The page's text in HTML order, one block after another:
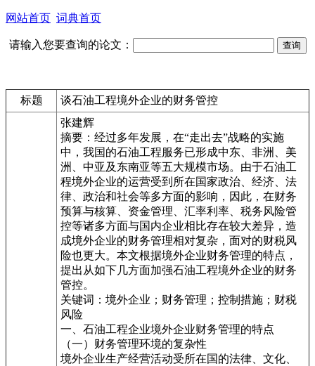
网站首页 词典首页
请输入您要查询的论文：
标题 谈石油工程境外企业的财务管控
张建辉
摘要：经过多年发展，在“走出去”战略的实施
中，我国的石油工程服务已形成中东、非洲、美
洲、中亚及东南亚等五大规模市场。由于石油工
程境外企业的运营受到所在国家政治、经济、法
律、政治和社会等多方面的影响，因此，在财务
预算与核算、资金管理、汇率利率、税务风险管
控等诸多方面与国内企业相比存在较大差异，造
成境外企业的财务管理相对复杂，面对的财税风
险也更大。本文根据境外企业财务管理的特点，
提出从如下几方面加强石油工程境外企业的财务
管控。
关键词：境外企业；财务管理；控制措施；财税
风险
一、石油工程企业境外企业财务管理的特点
（一）财务管理环境的复杂性
境外企业生产经营活动受所在国的法律、文化、